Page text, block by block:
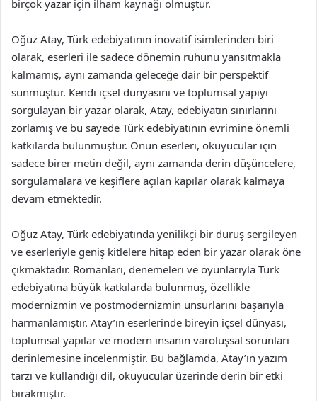
birçok yazar için ilham kaynağı olmuştur.
Oğuz Atay, Türk edebiyatının inovatif isimlerinden biri
olarak, eserleri ile sadece dönemin ruhunu yansıtmakla
kalmamış, aynı zamanda geleceğe dair bir perspektif
sunmuştur. Kendi içsel dünyasını ve toplumsal yapıyı
sorgulayan bir yazar olarak, Atay, edebiyatın sınırlarını
zorlamış ve bu sayede Türk edebiyatının evrimine önemli
katkılarda bulunmuştur. Onun eserleri, okuyucular için
sadece birer metin değil, aynı zamanda derin düşüncelere,
sorgulamalara ve keşiflere açılan kapılar olarak kalmaya
devam etmektedir.
Oğuz Atay, Türk edebiyatında yenilikçi bir duruş sergileyen
ve eserleriyle geniş kitlelere hitap eden bir yazar olarak öne
çıkmaktadır. Romanları, denemeleri ve oyunlarıyla Türk
edebiyatına büyük katkılarda bulunmuş, özellikle
modernizmin ve postmodernizmin unsurlarını başarıyla
harmanlamıştır. Atay’ın eserlerinde bireyin içsel dünyası,
toplumsal yapılar ve modern insanın varoluşsal sorunları
derinlemesine incelenmiştir. Bu bağlamda, Atay’ın yazım
tarzı ve kullandığı dil, okuyucular üzerinde derin bir etki
bırakmıştır.